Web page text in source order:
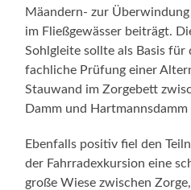
Mäandern- zur
im Fließgewässer beiträgt.
Sohlgleite sollte als Basis
fachliche Prüfung einer
Stauwand im Zorgebett
Damm und Hartmannsdamm
Ebenfalls positiv fiel den
der Fahrradexkursion eine
große Wiese zwischen